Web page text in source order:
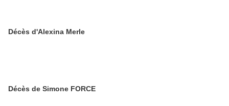
Décès d'Alexina Merle
Décès de Simone FORCE